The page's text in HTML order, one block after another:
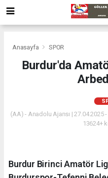
Anasayfa SPOR
Burdur'da
(AA) - Anadolu Ajansı | 27.04.2025
13624+
Burdur Birinci Amatör